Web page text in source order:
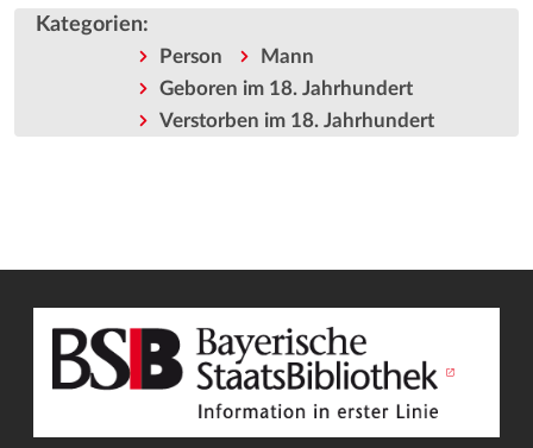
Kategorien:
Person
Mann
Geboren im 18. Jahrhundert
Verstorben im 18. Jahrhundert